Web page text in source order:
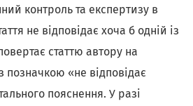
контроль та експертизу в
не відповідає хоча б одній із
статтю автору на
«не відповідає
пояснення. У разі